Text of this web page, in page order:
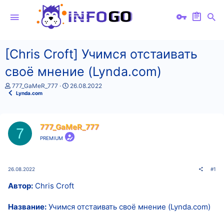
[Chris Croft] Учимся отстаивать
своё мнение (Lynda.com)
А
в
т
м
777_GaMeR_777
Д
а
ч
а
26.08.2022
Lynda.com
7 777_GaMeR_777
PREMIUM
26.08.2022 #1
Автор: Chris Croft
Название: Учимся отстаивать своё мнение (Lynda.com)